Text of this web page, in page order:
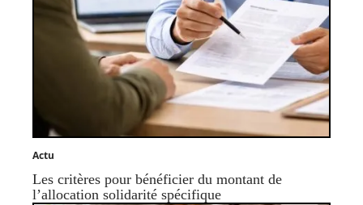
Actu
Les critères pour bénéficier du montant de
l’allocation solidarité spécifique